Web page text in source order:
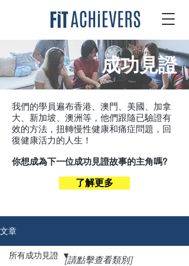
成功見證
我們的學員遍布香港、澳門、美國、加拿
大、新加坡、澳洲等，他們跟隨已驗證有
效的方法，扭轉慢性健康和痛症問題，回
復健康活力的人生！
你想成為下一位成功見證故事的主角嗎?
了解更多
文章
所有成功見證 [請點擊查看類別]